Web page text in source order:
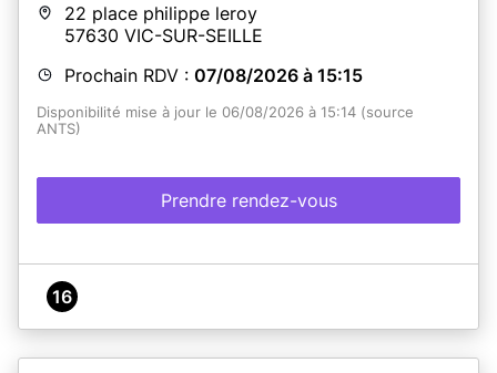
22 place philippe leroy
57630 VIC-SUR-SEILLE
Prochain RDV : 07/08/2026 à 15:15
Disponibilité mise à jour le 06/08/2026 à 15:14 (source
ANTS)
Prendre rendez-vous
16